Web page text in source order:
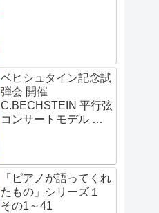
ベヒシュタイン記念試
弾会 開催
C.BECHSTEIN 平行弦
コンサートモデル 伝
「ピアノが語ってくれ
たもの」シリーズ１
その1～41